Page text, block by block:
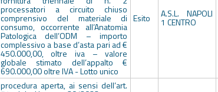
processatori a circuito chiuso
comprensivo del materiale di
consumo, occorrente all’Anatomia
Patologica dell’ODM – importo
complessivo a base d’asta pari ad €
450.000,00, oltre iva – valore
globale stimato dell’appalto €
690.000,00 oltre IVA - Lotto unico
Esito A.S.L. NAPOLI
1 CENTRO
procedura aperta, ai sensi dell’art.